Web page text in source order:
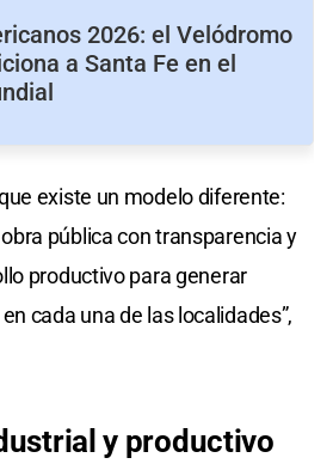
2026: el Velódromo
a Santa Fe en el
existe un modelo diferente:
pública con transparencia y
productivo para generar
cada una de las localidades”,
y productivo